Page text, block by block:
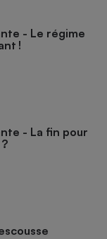
- Le régime
!
- La fin pour